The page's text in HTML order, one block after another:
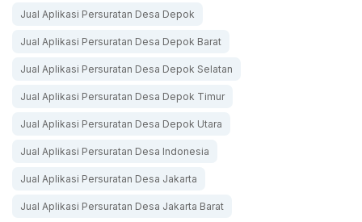
Jual Aplikasi Persuratan Desa Depok
Jual Aplikasi Persuratan Desa Depok Barat
Jual Aplikasi Persuratan Desa Depok Selatan
Jual Aplikasi Persuratan Desa Depok Timur
Jual Aplikasi Persuratan Desa Depok Utara
Jual Aplikasi Persuratan Desa Indonesia
Jual Aplikasi Persuratan Desa Jakarta
Jual Aplikasi Persuratan Desa Jakarta Barat